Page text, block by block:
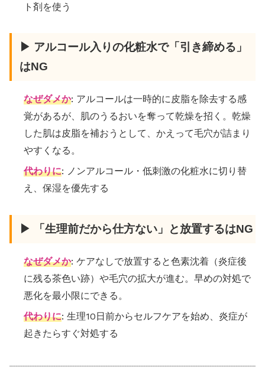
ト剤を使う
▶ アルコール入りの化粧水で「引き締める」
はNG
なぜダメか: アルコールは一時的に皮脂を除去する感
覚があるが、肌のうるおいを奪って乾燥を招く。乾燥
した肌は皮脂を補おうとして、かえって毛穴が詰まり
やすくなる。
代わりに: ノンアルコール・低刺激の化粧水に切り替
え、保湿を優先する
▶ 「生理前だから仕方ない」と放置するはNG
なぜダメか: ケアなしで放置すると色素沈着（炎症後
に残る茶色い跡）や毛穴の拡大が進む。早めの対処で
悪化を最小限にできる。
代わりに: 生理10日前からセルフケアを始め、炎症が
起きたらすぐ対処する